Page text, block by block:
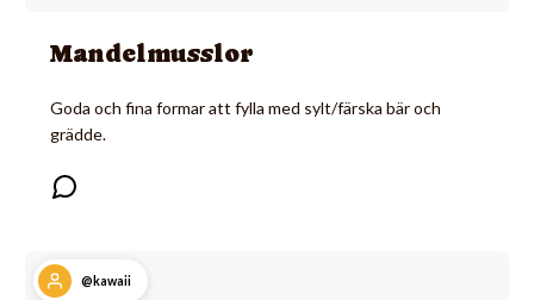
Mandelmusslor
Goda och fina formar att fylla med sylt/färska bär och
grädde.
@kawaii